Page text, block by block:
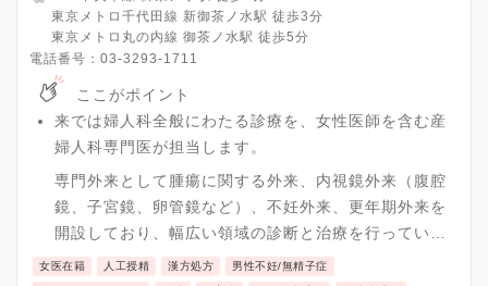
東京メトロ千代田線 新御茶ノ水駅 徒歩3分
東京メトロ丸の内線 御茶ノ水駅 徒歩5分
電話番号： 03-3293-1711
ここがポイント
来では婦人科全般にわたる診療を、女性医師を含む産
婦人科専門医が担当します。
専門外来として腫瘍に関する外来、内視鏡外来（腹腔
鏡、子宮鏡、卵管鏡など）、不妊外来、更年期外来を
開設しており、幅広い領域の診断と治療を行っていま
す。
女医在籍 人工授精 漢方処方 男性不妊/無精子症